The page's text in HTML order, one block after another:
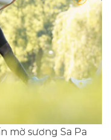
mờ sương Sa Pa